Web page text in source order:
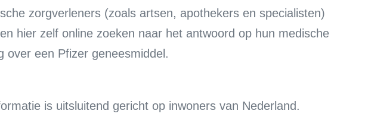
zorgverleners (zoals artsen, apothekers en specialisten)
hier zelf online zoeken naar het antwoord op hun medische
over een Pfizer geneesmiddel.
is uitsluitend gericht op inwoners van Nederland.